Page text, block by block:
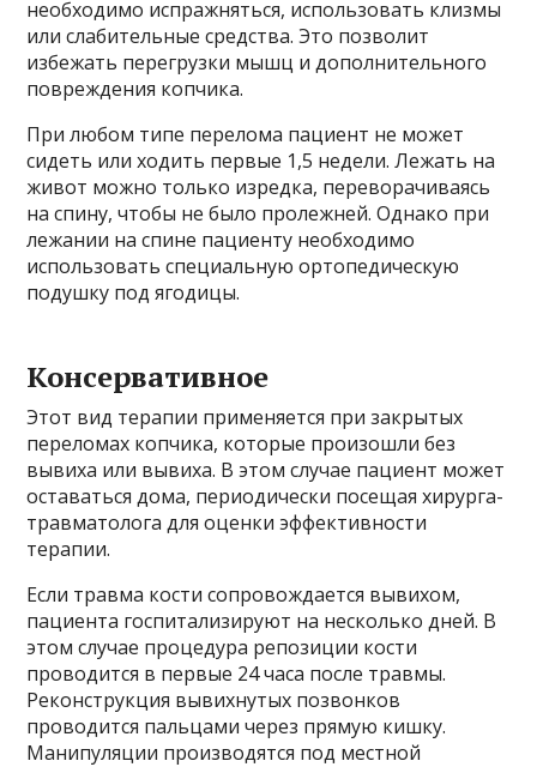
необходимо испражняться, использовать клизмы
или слабительные средства. Это позволит
избежать перегрузки мышц и дополнительного
повреждения копчика.
При любом типе перелома пациент не может
сидеть или ходить первые 1,5 недели. Лежать на
живот можно только изредка, переворачиваясь
на спину, чтобы не было пролежней. Однако при
лежании на спине пациенту необходимо
использовать специальную ортопедическую
подушку под ягодицы.
Консервативное
Этот вид терапии применяется при закрытых
переломах копчика, которые произошли без
вывиха или вывиха. В этом случае пациент может
оставаться дома, периодически посещая хирурга-
травматолога для оценки эффективности
терапии.
Если травма кости сопровождается вывихом,
пациента госпитализируют на несколько дней. В
этом случае процедура репозиции кости
проводится в первые 24 часа после травмы.
Реконструкция вывихнутых позвонков
проводится пальцами через прямую кишку.
Манипуляции производятся под местной